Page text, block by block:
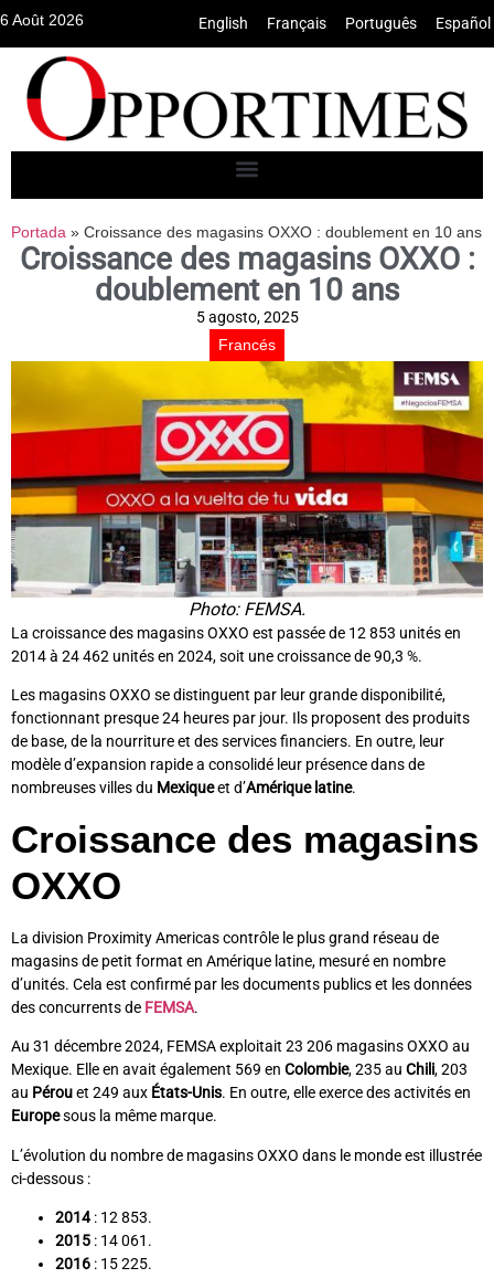
6 Août 2026 English Français Português Español
Portada » Croissance des magasins OXXO : doublement en 10 ans
Croissance des magasins OXXO :
doublement en 10 ans
5 agosto, 2025
Francés
Photo: FEMSA.
La croissance des magasins OXXO est passée de 12 853 unités en
2014 à 24 462 unités en 2024, soit une croissance de 90,3 %.
Les magasins OXXO se distinguent par leur grande disponibilité,
fonctionnant presque 24 heures par jour. Ils proposent des produits
de base, de la nourriture et des services financiers. En outre, leur
modèle d’expansion rapide a consolidé leur présence dans de
nombreuses villes du Mexiqueet d’Amérique latine.
Croissance des magasins
OXXO
La division Proximity Americas contrôle le plus grand réseau de
magasins de petit format en Amérique latine, mesuré en nombre
d’unités. Cela est confirmé par les documents publics et les données
des concurrents de FEMSA.
Au 31 décembre 2024, FEMSA exploitait 23 206 magasins OXXO au
Mexique. Elle en avait également 569 en Colombie, 235 au Chili, 203
au Pérouet 249 aux États-Unis. En outre, elle exerce des activités en
Europesous la même marque.
L’évolution du nombre de magasins OXXO dans le monde est illustrée
ci-dessous :
2014: 12 853.
2015 : 14 061.
2016 : 15 225.